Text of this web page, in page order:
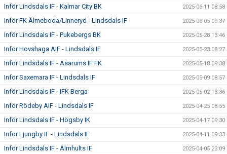
Inför Lindsdals IF - Kalmar City BK 2025-06-11 08:58
Inför FK Älmeboda/Linneryd - Lindsdals IF 2025-06-05 09:37
Inför Lindsdals IF - Pukebergs BK 2025-05-28 13:46
Inför Hovshaga AIF - Lindsdals IF 2025-05-23 08:27
Inför Lindsdals IF - Asarums IF FK 2025-05-18 09:38
Inför Saxemara IF - Lindsdals IF 2025-05-09 08:57
Inför Lindsdals IF - IFK Berga 2025-05-02 13:36
Inför Rödeby AIF - Lindsdals IF 2025-04-25 08:55
Inför Lindsdals IF - Högsby IK 2025-04-17 09:30
Inför Ljungby IF - Lindsdals IF 2025-04-11 09:33
Inför Lindsdals IF - Älmhults IF 2025-04-05 23:09